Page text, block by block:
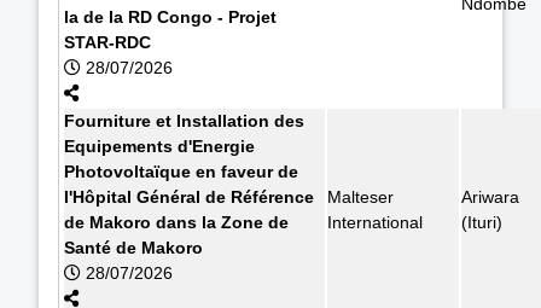
la de la RD Congo - Projet
STAR-RDC
28/07/2026
Fourniture et Installation des
Equipements d'Energie
Photovoltaïque en faveur de
l'Hôpital Général de Référence
de Makoro dans la Zone de
Santé de Makoro
28/07/2026
Malteser
International
Ariwara
(Ituri)